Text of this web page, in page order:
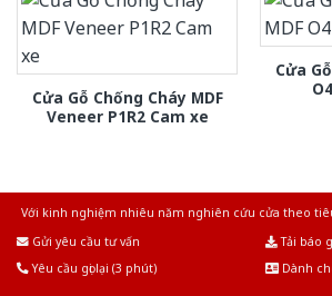
Cửa Gỗ Chống Cháy MDF
Veneer P1R2 Cam xe
Cửa
Với kinh nghiệm nhiêu năm nghiên cứu cửa theo
Gửi yêu cầu tư vấn
Tải báo
Yêu cầu gọi lại (3 phút)
Dành